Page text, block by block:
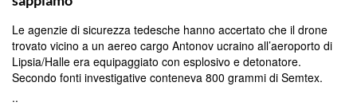
Le agenzie di sicurezza tedesche hanno accertato che il drone
trovato vicino a un aereo cargo Antonov ucraino all’aeroporto di
Lipsia/Halle era equipaggiato con esplosivo e detonatore.
Secondo fonti investigative conteneva 800 grammi di Semtex.
..